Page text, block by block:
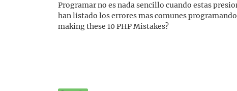
Programar no es nada sencillo cuando estas
han listado los errores mas comunes
making these 10 PHP Mistakes?